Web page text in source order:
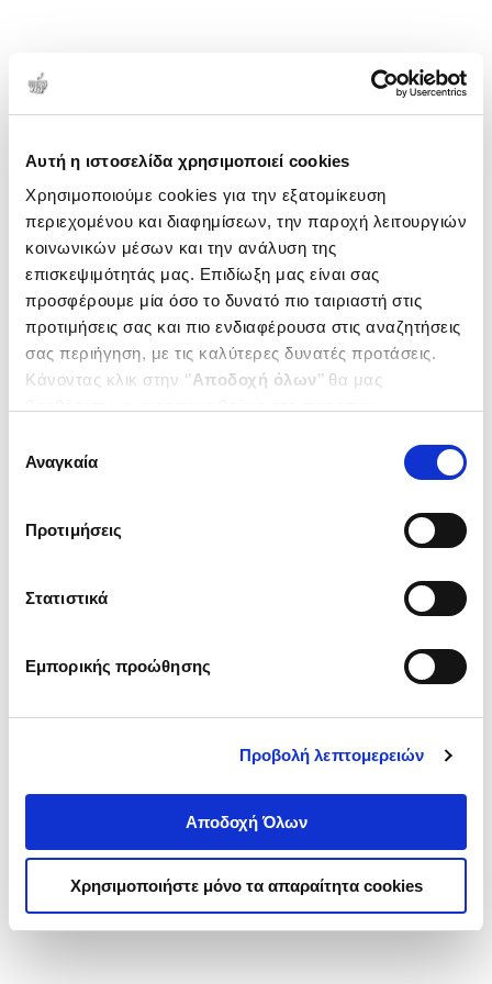
Αυτή η ιστοσελίδα χρησιμοποιεί cookies
Χρησιμοποιούμε cookies για την εξατομίκευση
περιεχομένου και διαφημίσεων, την παροχή λειτουργιών
κοινωνικών μέσων και την ανάλυση της
επισκεψιμότητάς μας. Επιδίωξη μας είναι σας
προσφέρουμε μία όσο το δυνατό πιο ταιριαστή στις
προτιμήσεις σας και πιο ενδιαφέρουσα στις αναζητήσεις
σας περιήγηση, με τις καλύτερες δυνατές προτάσεις.
Κάνοντας κλικ στην ‘’Αποδοχή όλων’’ θα μας
ενδιαφέρουν και να επιλέξετε από τα παρακάτω με την
΄΄και να ενημερωθείτε σχετικά με
συγκατάθεσης
Αναγκαία
Προτιμήσεις
Στατιστικά
Εμπορικής προώθησης
Προβολή λεπτομερειών
Αποδοχή Όλων
Χρησιμοποιήστε μόνο τα απαραίτητα cookies